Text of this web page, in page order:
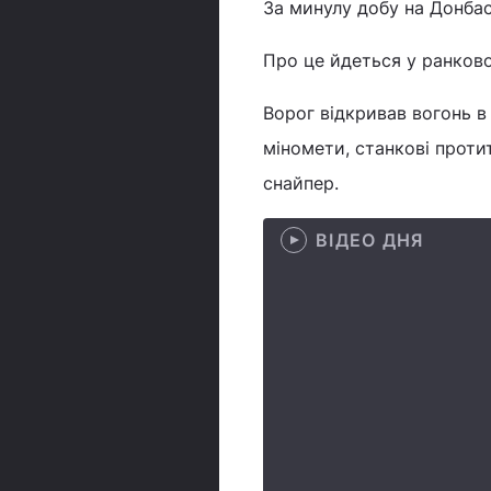
За минулу добу на
Про це йдеться у
Ворог відкривав вогонь
міномети, станкові
снайпер.
ВІДЕО ДНЯ